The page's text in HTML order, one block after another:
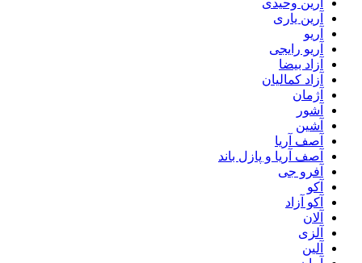
آرین وحیدی
آرین یاری
آریو
آریو رایجی
آزاد بیضا
آزاد کمالیان
آژمان
آشور
آشین
آصف آریا
آصف آریا و پازل باند
آفرو جی
آکو
آکو آزاد
آلان
آلزی
آلین